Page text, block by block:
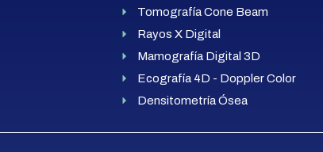
Tomografía Cone Beam
Rayos X Digital
Mamografía Digital 3D
Ecografía 4D - Doppler Color
Densitometría Ósea